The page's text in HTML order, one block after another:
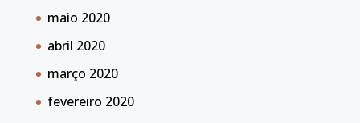
maio 2020
abril 2020
março 2020
fevereiro 2020